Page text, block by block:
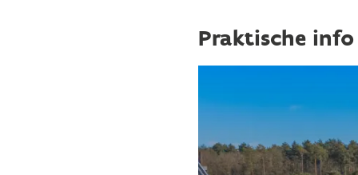
Praktische info